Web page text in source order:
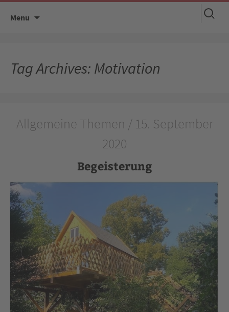
Menu
Suchen
nach:
Tag Archives: Motivation
Allgemeine Themen / 15. September
2020
Begeisterung